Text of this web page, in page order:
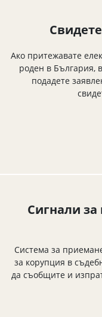
Ако притежавате
роден в България,
подадете
Сигнали за
Система за
за корупция в
да съобщите и